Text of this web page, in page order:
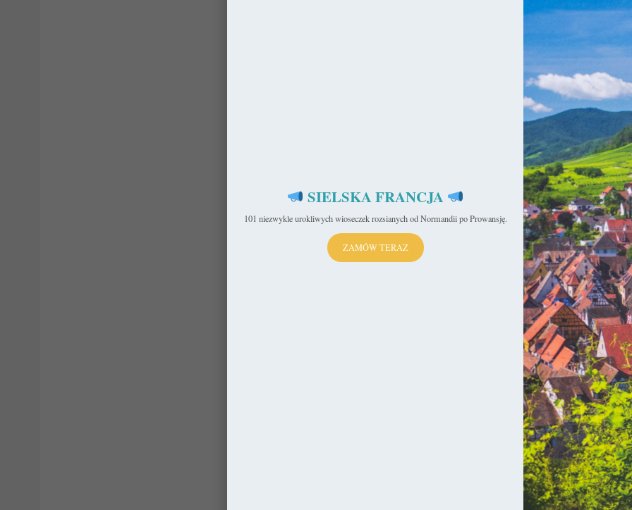
SIELSKA FRANCJA
101 niezwykle urokliwych wioseczek rozsianych od Normandii po Prowansję.
ZAMÓW TERAZ